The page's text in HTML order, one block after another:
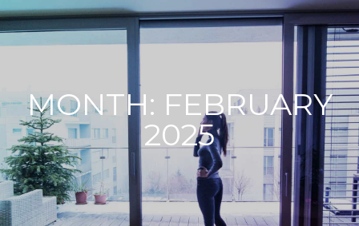
MONTH: FEBRUARY
2025